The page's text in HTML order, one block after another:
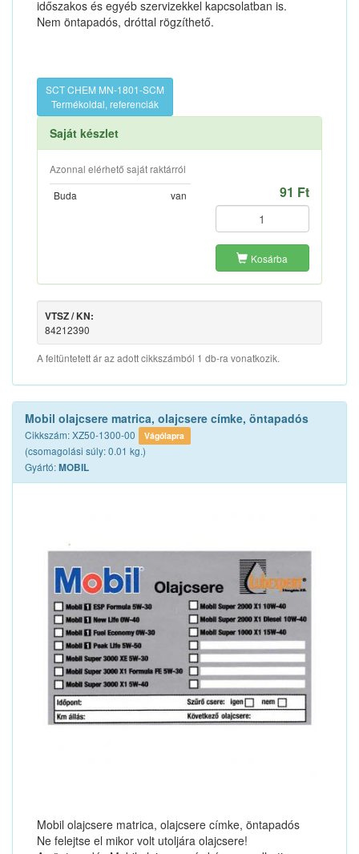
időszakos és egyéb szervizekkel kapcsolatban is.
Nem öntapadós, dróttal rögzíthető.
SCT CHEM MN-1801-SCM
Termékoldal, referenciák
Saját készlet
Azonnal elérhető saját raktárról
Buda
van 91 Ft
Kosárba
VTSZ / KN:
84212390
A feltüntetett ár az adott cikkszámból 1 db-ra vonatkozik.
Mobil olajcsere matrica, olajcsere címke, öntapadós
Cikkszám: XZ50-1300-00 Vágólapra
(csomagolási súly: 0.01 kg.)
Gyártó:MOBIL
Mobil olajcsere matrica, olajcsere címke, öntapadós
Ne felejtse el mikor volt utoljára olajcsere!